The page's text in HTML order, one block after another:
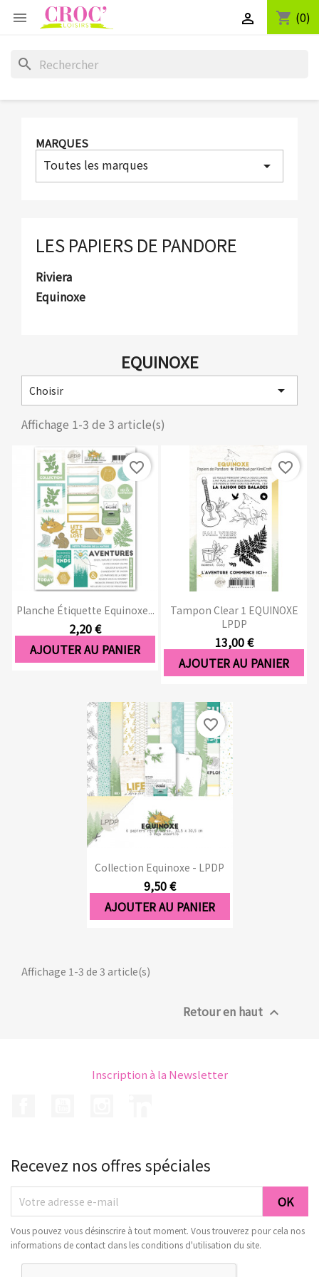
 shopping_cart (0)

search
MARQUES
Toutes les marques arrow_drop_down
LES PAPIERS DE PANDORE
Riviera
Equinoxe
EQUINOXE
Choisir

Affichage 1-3 de 3 article(s)
Planche Étiquette Equinoxe...
2,20 €
AJOUTER AU PANIER
favorite_border
Tampon Clear 1 EQUINOXE
LPDP
13,00 €
AJOUTER AU PANIER
favorite_border
Collection Equinoxe - LPDP
9,50 €
AJOUTER AU PANIER
favorite_border
Affichage 1-3 de 3 article(s)
Retour en haut 
Inscription à la Newsletter
Recevez nos offres spéciales
Vous pouvez vous désinscrire à tout moment. Vous trouverez pour cela nos
informations de contact dans les conditions d'utilisation du site.